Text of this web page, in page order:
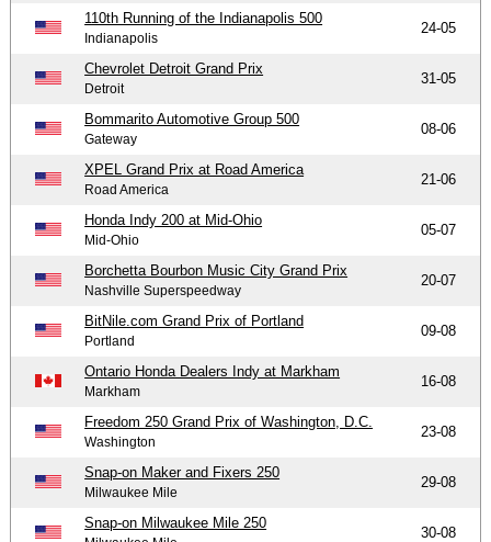
110th Running of the Indianapolis 500
Indianapolis
24-05
Chevrolet Detroit Grand Prix
Detroit
31-05
Bommarito Automotive Group 500
Gateway
08-06
XPEL Grand Prix at Road America
Road America
21-06
Honda Indy 200 at Mid-Ohio
Mid-Ohio
05-07
Borchetta Bourbon Music City Grand Prix
Nashville Superspeedway
20-07
BitNile.com Grand Prix of Portland
Portland
09-08
Ontario Honda Dealers Indy at Markham
Markham
16-08
Freedom 250 Grand Prix of Washington, D.C.
Washington
23-08
Snap-on Maker and Fixers 250
Milwaukee Mile
29-08
Snap-on Milwaukee Mile 250
30-08